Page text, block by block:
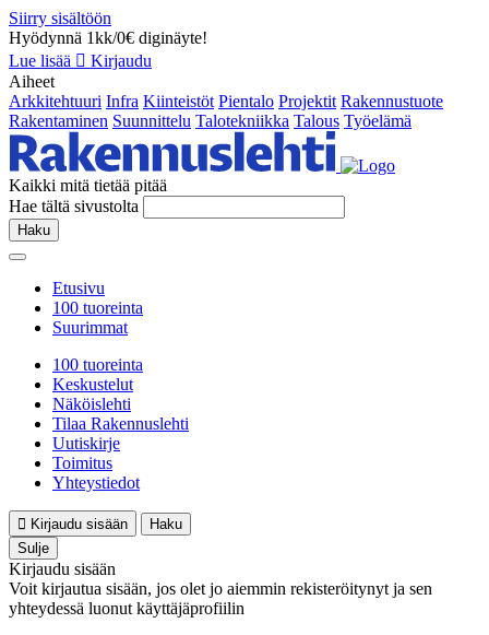
Siirry sisältöön
Hyödynnä 1kk/0€ diginäyte!
Lue lisää
Kirjaudu
Aiheet
Arkkitehtuuri Infra Kiinteistöt Pientalo Projektit Rakennustuote
Rakentaminen Suunnittelu Talotekniikka Talous Työelämä
Kaikki mitä tietää pitää
Hae tältä sivustolta
Haku
Etusivu
100 tuoreinta
Suurimmat
100 tuoreinta
Keskustelut
Näköislehti
Tilaa Rakennuslehti
Uutiskirje
Toimitus
Yhteystiedot
Kirjaudu sisään
Haku
Sulje
Kirjaudu sisään
Voit kirjautua sisään, jos olet jo aiemmin rekisteröitynyt ja sen
yhteydessä luonut käyttäjäprofiilin